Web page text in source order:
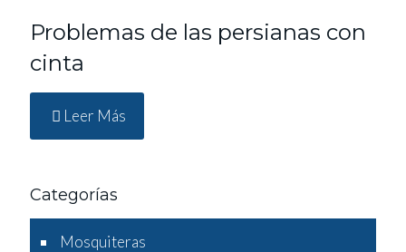
Problemas de las persianas con
cinta
Leer Más
Categorías
Mosquiteras